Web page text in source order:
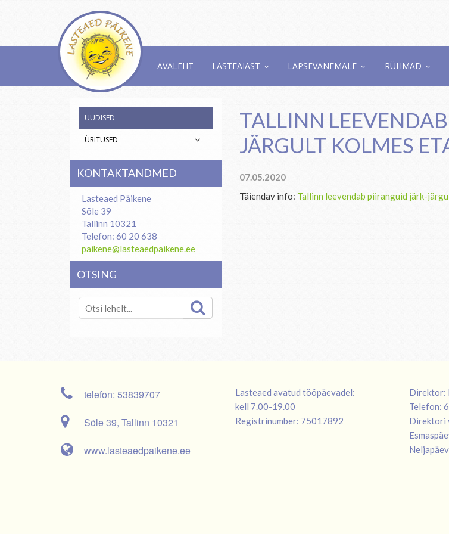
AVALEHT LASTEAIAST LAPSEVANEMALE RÜHMAD
UUDISED
ÜRITUSED
KONTAKTANDMED
Lasteaed Päikene
Sõle 39
Tallinn 10321
Telefon: 60 20 638
paikene@lasteaedpaikene.ee
OTSING
TALLINN
JÄRGULT KOLMES
07.05.2020
Täiendav info: Tallinn leevendab piiranguid järk-
telefon: 53839707
Sõle 39, Tallinn 10321
www.lasteaedpaikene.ee
Lasteaed avatud tööpäevadel:
kell 7.00-19.00
Registrinumber: 75017892
Direktor:
Telefon:
Direktori